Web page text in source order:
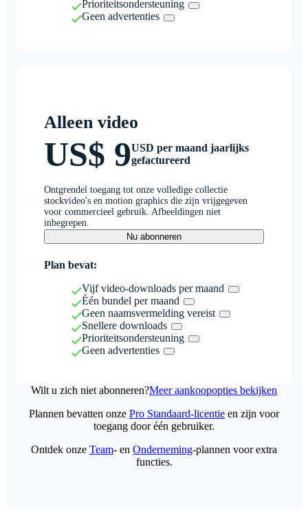
Prioriteitsondersteuning
Geen advertenties
Alleen video
US$ 9USD per maand jaarlijks
gefactureerd
Ontgrendel toegang tot onze volledige collectie
stockvideo's en motion graphics die zijn vrijgegeven
voor commercieel gebruik. Afbeeldingen niet
inbegrepen.
Nu abonneren
Plan bevat:
Vijf video-downloads per maand
Één bundel per maand
Geen naamsvermelding vereist
Snellere downloads
Prioriteitsondersteuning
Geen advertenties
Wilt u zich niet abonneren?Meer aankoopopties bekijken
Plannen bevatten onze Pro Standaard-licentie en zijn voor
toegang door één gebruiker.
Ontdek onze Team- en Onderneming-plannen voor extra
functies.